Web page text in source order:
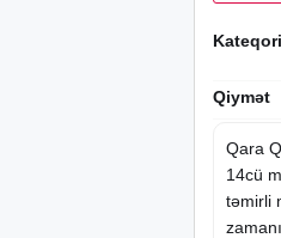
Qiymət
Qara
14cü
təmirli